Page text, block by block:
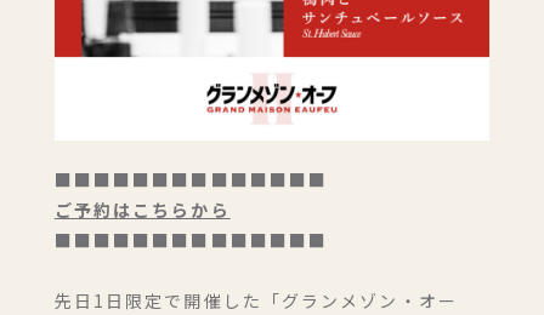
■■■■■■■■■■■■■■
ご予約はこちらから
■■■■■■■■■■■■■■
先日1日限定で開催した「グランメゾン・オー